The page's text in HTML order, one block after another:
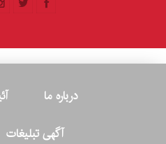
درباره ما
آگهی تبلیغات